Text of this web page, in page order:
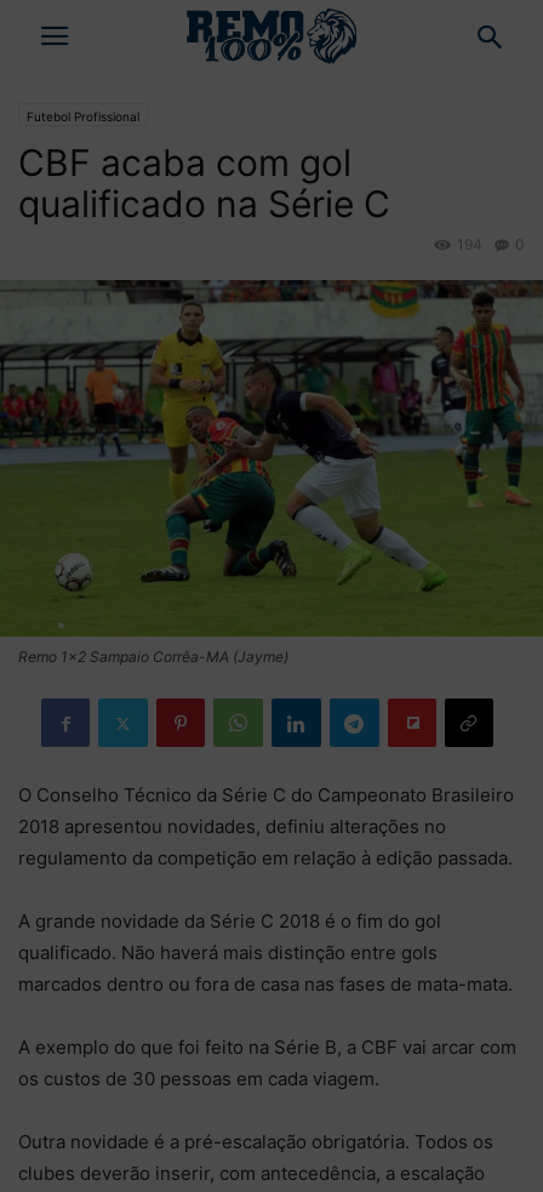
Futebol Profissional
CBF acaba com gol
qualificado na Série C
0
194
Remo 1x2 Sampaio Corrêa-MA (Jayme)
O Conselho Técnico da Série C do Campeonato Brasileiro
2018 apresentou novidades, definiu alterações no
regulamento da competição em relação à edição passada.
A grande novidade da Série C 2018 é o fim do gol
qualificado. Não haverá mais distinção entre gols
marcados dentro ou fora de casa nas fases de mata-mata.
A exemplo do que foi feito na Série B, a CBF vai arcar com
os custos de 30 pessoas em cada viagem.
Outra novidade é a pré-escalação obrigatória. Todos os
clubes deverão inserir, com antecedência, a escalação